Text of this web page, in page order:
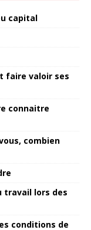
capital
faire valoir ses
connaitre
combien
travail lors des
conditions de